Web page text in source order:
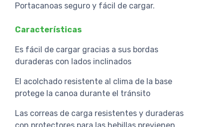
Portacanoas seguro y fácil de cargar.
Características
Es fácil de cargar gracias a sus bordas
duraderas con lados inclinados
El acolchado resistente al clima de la base
protege la canoa durante el tránsito
Las correas de carga resistentes y duraderas